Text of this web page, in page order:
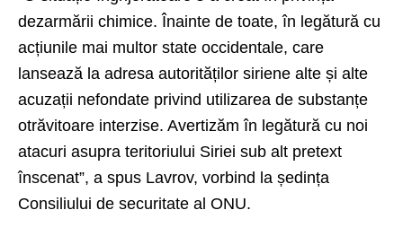
dezarmării chimice. Înainte de toate, în legătură cu
acțiunile mai multor state occidentale, care
lansează la adresa autorităților siriene alte și alte
acuzații nefondate privind utilizarea de substanțe
otrăvitoare interzise. Avertizăm în legătură cu noi
atacuri asupra teritoriului Siriei sub alt pretext
înscenat”, a spus Lavrov, vorbind la ședința
Consiliului de securitate al ONU.